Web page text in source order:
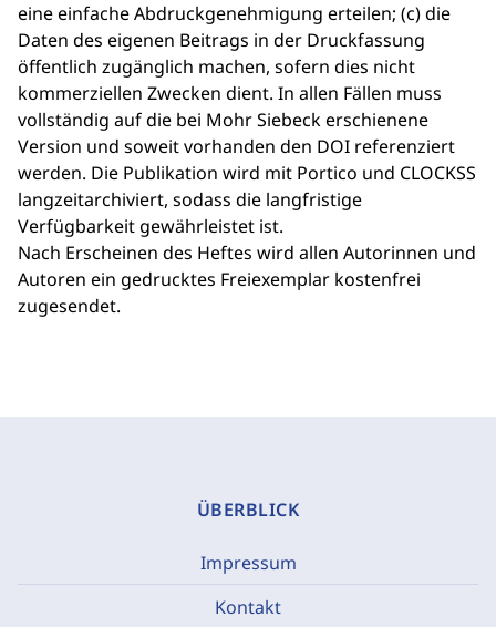
eine einfache Abdruckgenehmigung erteilen; (c) die
Daten des eigenen Beitrags in der Druckfassung
öffentlich zugänglich machen, sofern dies nicht
kommerziellen Zwecken dient. In allen Fällen muss
vollständig auf die bei Mohr Siebeck erschienene
Version und soweit vorhanden den DOI referenziert
werden. Die Publikation wird mit Portico und CLOCKSS
langzeitarchiviert, sodass die langfristige
Verfügbarkeit gewährleistet ist.
Nach Erscheinen des Heftes wird allen Autorinnen und
Autoren ein gedrucktes Freiexemplar kostenfrei
zugesendet.
ÜBERBLICK
Impressum
Kontakt